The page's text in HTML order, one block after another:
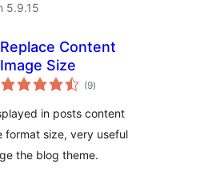
5.9.15
Replace Content
Image Size
(9total
ratings
)
in posts content
format size, very useful
the blog theme.